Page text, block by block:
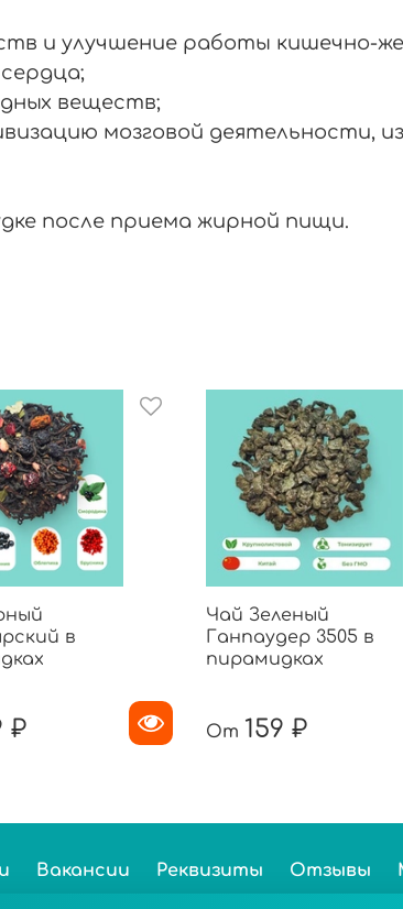
и улучшение работы кишечно-
веществ;
мозговой деятельности,
после приема жирной пищи.
в
₽
Чай Зеленый
Ганпаудер 3505 в
пирамидках
От 159 ₽
Вакансии Реквизиты Отзывы